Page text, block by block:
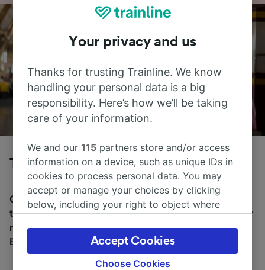
Tog fra Amsterdam til Basel
Gjennomsnittlig tid å reise fra Amsterdam til Basel med
tog er 8 t 43m, over en avstand på rundt 568 km. Det er
normalt 19 tog per dag som reiser fra Amsterdam til
Basel, og billetter starter fra kr 207,69.
Your privacy and us
Thanks for trusting Trainline. We know
handling your personal data is a big
responsibility. Here’s how we’ll be taking
care of your information.
We and our115 partners store and/or access
information on a device, such as unique IDs in
cookies to process personal data. You may
accept or manage your choices by clicking
below, including your right to object where
the privacy policy page. These choices will be
signaled to our partners and will not affect
browsing data. Your data will not be used for
Choose Cookies
Accept Cookies